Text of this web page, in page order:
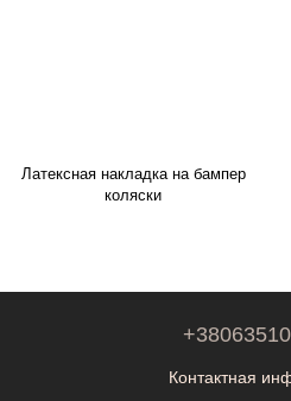
Латексная накладка на бампер
коляски
Контактная